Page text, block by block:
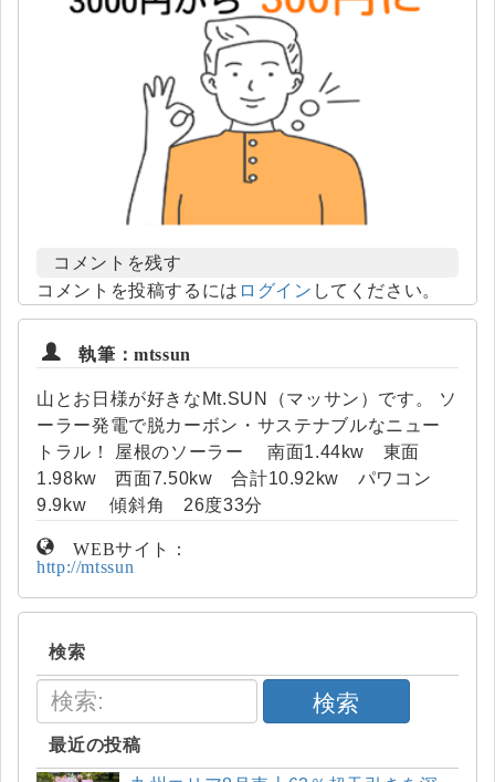
コメントを残す
コメントを投稿するには ログイン してください。
執筆：mtssun
山とお日様が好きなMt.SUN（マッサン）です。 ソ
ーラー発電で脱カーボン・サステナブルなニュー
トラル！ 屋根のソーラー 南面1.44kw 東面
1.98kw 西面7.50kw 合計10.92kw パワコン
9.9kw 傾斜角 26度33分
WEBサイト：
http://mtssun
検索
検索
最近の投稿